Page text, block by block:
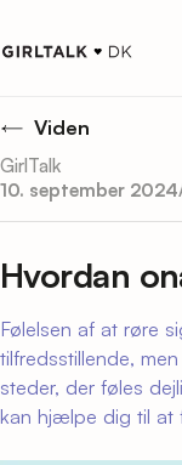
Viden
GirlTalk
10. september 2024
Hvordan
Følelsen af at røre
tilfredsstillende,
steder, der føles
kan hjælpe dig til at